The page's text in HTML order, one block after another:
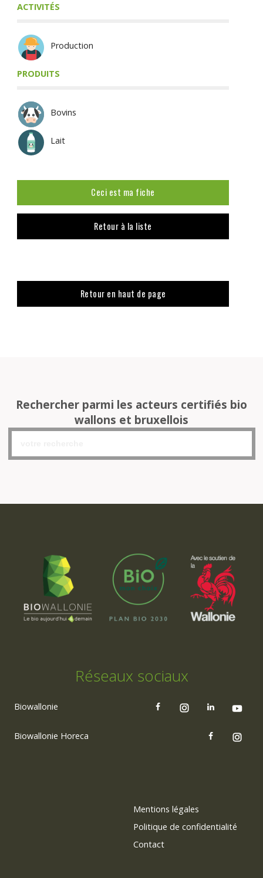
ACTIVITÉS
Production
PRODUITS
Bovins
Lait
Ceci est ma fiche
Retour à la liste
Retour en haut de page
Rechercher parmi les acteurs certifiés bio
wallons et bruxellois
Réseaux sociaux
Biowallonie
Biowallonie Horeca
Mentions légales
Politique de confidentialité
Contact